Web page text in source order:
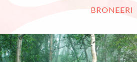
BRONEERI